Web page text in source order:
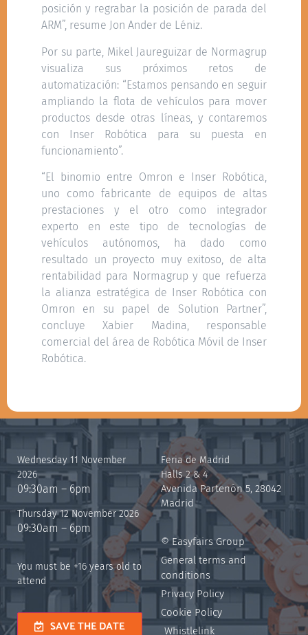
posición y regrabar la posición de parada del
ARM”, resume Jon Ander de Léniz.
Por su parte, Mikel Jaureguizar de Normagrup
visualiza sus próximos retos de
automatización: “Estamos pensando en seguir
ampliando la flota de vehículos para mover
productos desde otras líneas, y contaremos
con Inser Robótica para su puesta en
funcionamiento”.
“El binomio entre Omron e Inser Robótica,
uno como fabricante de equipos de altas
prestaciones y el otro como integrador
experto en este tipo de tecnologías de
vehículos autónomos, ha dado como
resultado un proyecto muy exitoso, de alta
rentabilidad para Normagrup y que refuerza
la alianza estratégica de Inser Robótica con
Omron en su papel de Solution Partner”,
concluye Xabier Madina, responsable
comercial del área de Robótica Móvil de Inser
Robótica.
Wednesday 11 November
2026
09:30am – 6pm
Thursday 12 November 2026
09:30am – 6pm
You must be +16 years old to
attend
SAVE THE DATE
Feria de Madrid
Halls 2 & 4
Avenida Partenón 5, 28042
Madrid
© Easyfairs Group
General terms and
conditions
Privacy Policy
Cookie Policy
Whistlelink